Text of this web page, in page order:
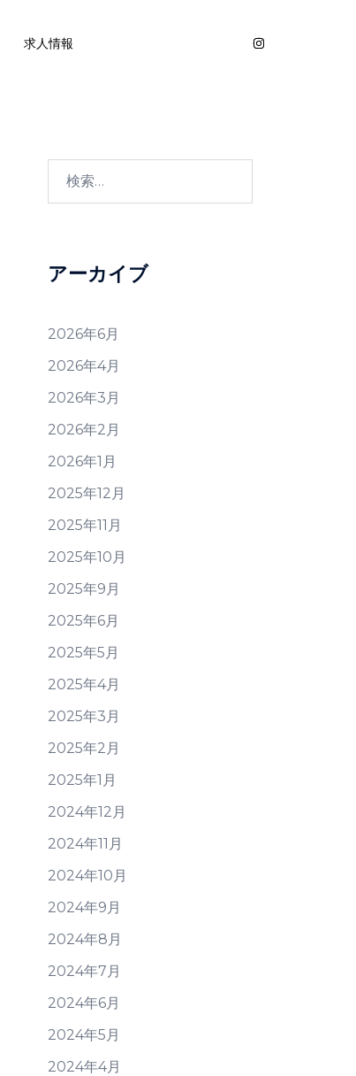
求人情報
アーカイブ
2026年6月
2026年4月
2026年3月
2026年2月
2026年1月
2025年12月
2025年11月
2025年10月
2025年9月
2025年6月
2025年5月
2025年4月
2025年3月
2025年2月
2025年1月
2024年12月
2024年11月
2024年10月
2024年9月
2024年8月
2024年7月
2024年6月
2024年5月
2024年4月